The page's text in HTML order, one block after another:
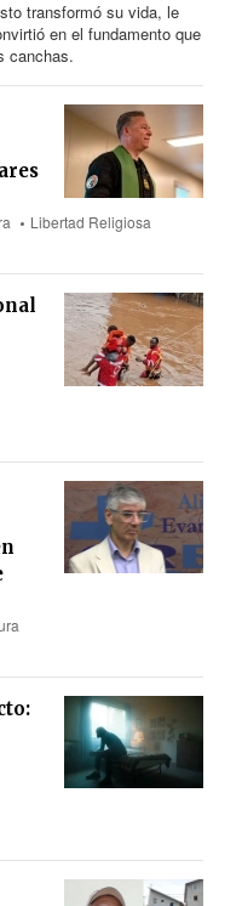
transformó su vida, le
en el fundamento que
canchas.
Libertad Religiosa